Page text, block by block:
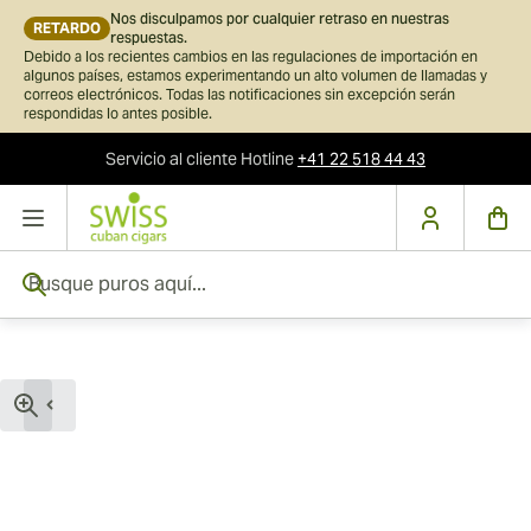
RETARDO
Nos disculpamos por cualquier retraso en nuestras
respuestas.
Debido a los recientes cambios en las regulaciones de importación en
algunos países, estamos experimentando un alto volumen de llamadas y
correos electrónicos. Todas las notificaciones sin excepción serán
respondidas lo antes posible.
Servicio al cliente Hotline+41 22 518 44 43